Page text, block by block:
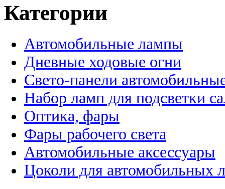
Категории
Автомобильные лампы
Дневные ходовые огни
Свето-панели
Набор ламп для подсветки
Оптика, фары
Фары рабочего света
Автомобильные аксессуары
Цоколи для автомобильных